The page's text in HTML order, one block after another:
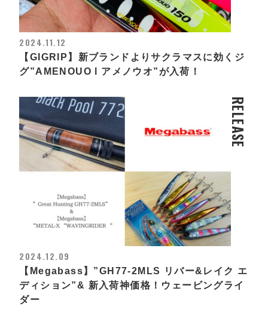
2024.11.12
【GIGRIP】新ブランドよりサクラマスに効くジ
グ”AMENOUO l アメノウオ”が入荷！
RELEASE
2024.12.09
【Megabass】”GH77-2MLS リバー&レイク エ
ディション”& 新入荷神価格！ウェービングライ
ダー